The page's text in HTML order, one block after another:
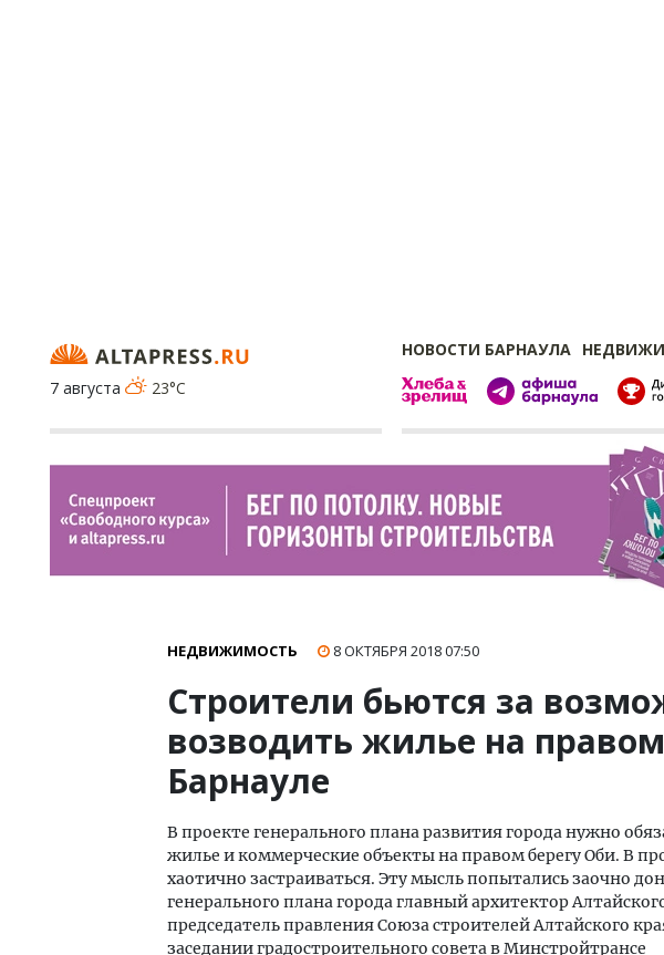
НОВОСТИ БАРНАУЛА
7 августа
23°C
НЕДВИЖИМОСТЬ 8 ОКТЯБРЯ 201807:50
Строители бьются за
возводить жилье на
Барнауле
В проекте генерального плана развития города нужно
жилье и коммерческие объекты на правом берегу Оби. В
хаотично застраиваться. Эту мысль попытались заочно
генерального плана города главный архитектор
председатель правления Союза строителей Алтайского
заседании градостроительного совета в Минстройтрансе